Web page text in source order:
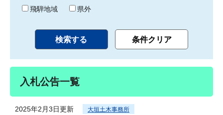
飛騨地域
県外
入札公告一覧
2025年2月3日更新 大垣土木事務所